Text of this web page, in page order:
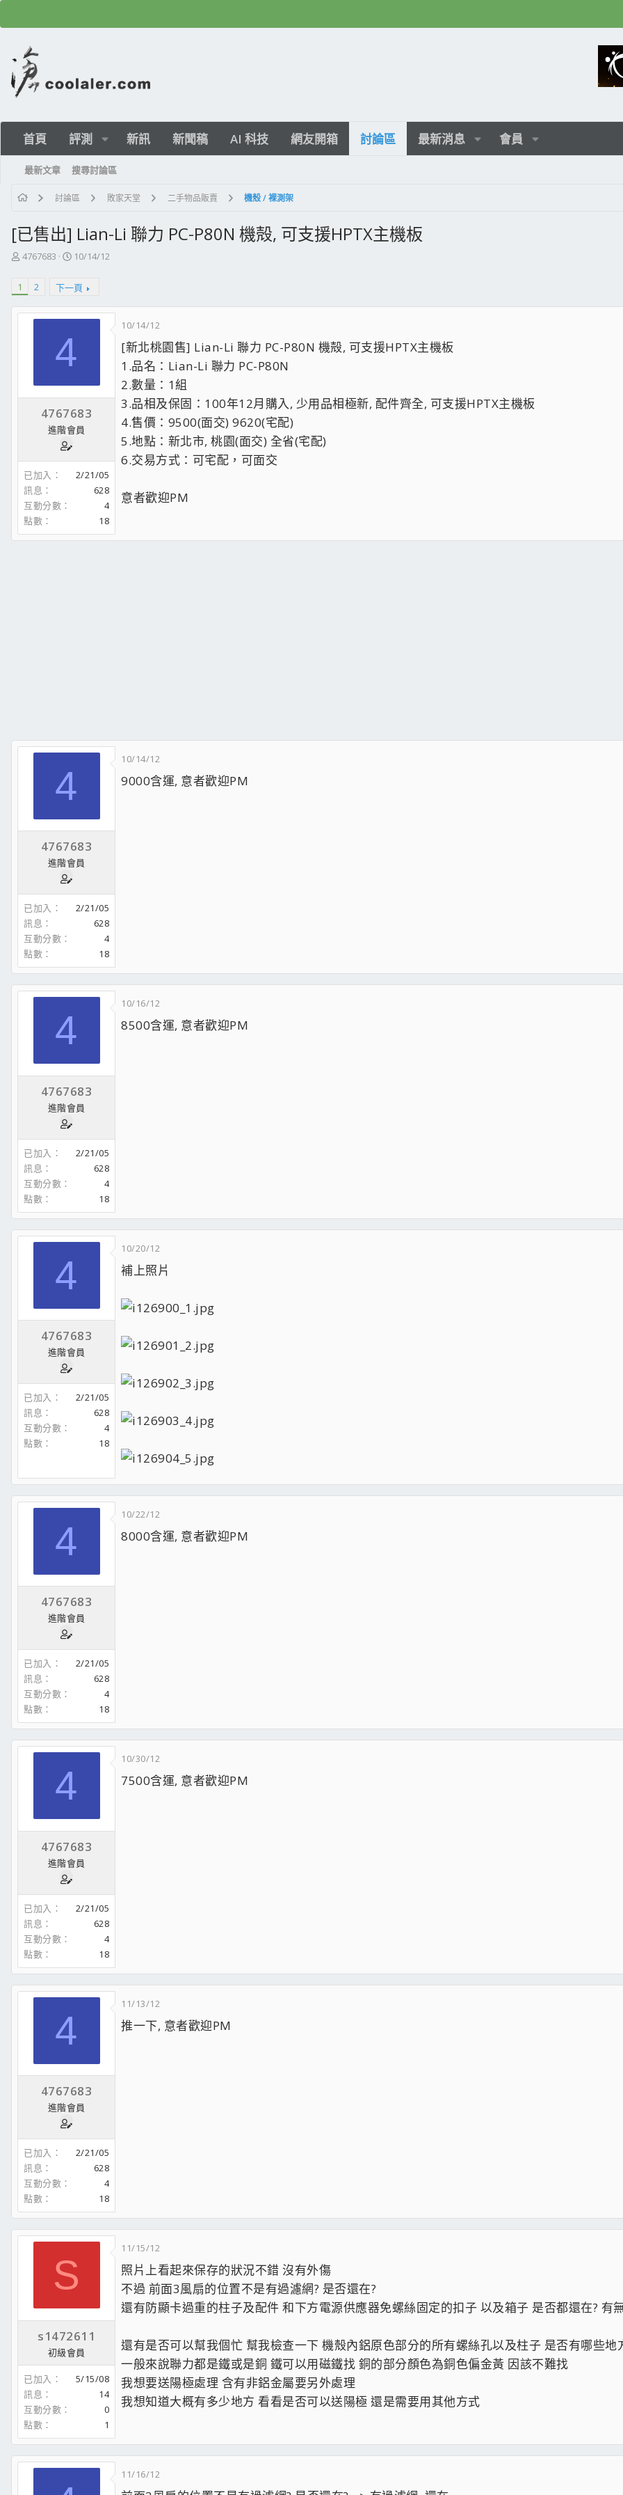
首頁 評測 新訊 新聞稿 AI 科技 網友開箱 討論區 最新消息 會員
最新文章 搜尋討論區
討論區 敗家天堂 二手物品販賣 機殼 / 裸測架
[已售出] Lian-Li 聯力 PC-P80N 機殻, 可支援HPTX主機板
主
起
人
4767683
開
日
10/14/12
1 2 下一頁
4
4767683
進階會員
已加入
2/21/05
訊息
628
互動分數
4
點數
18
10/14/12
[新北桃園售] Lian-Li 聯力 PC-P80N 機殻, 可支援HPTX主機板
1.品名：Lian-Li 聯力 PC-P80N
2.數量：1組
3.品相及保固：100年12月購入, 少用品相極新, 配件齊全, 可支援HPTX主機板
4.售價：9500(面交) 9620(宅配)
5.地點：新北市, 桃園(面交) 全省(宅配)
6.交易方式：可宅配，可面交
意者歡迎PM
4
4767683
進階會員
已加入
2/21/05
訊息
628
互動分數
4
點數
18
10/14/12
9000含運, 意者歡迎PM
4
4767683
進階會員
已加入
2/21/05
訊息
628
互動分數
4
點數
18
10/16/12
8500含運, 意者歡迎PM
4
4767683
進階會員
已加入
2/21/05
訊息
628
互動分數
4
點數
18
10/20/12
補上照片
4
4767683
進階會員
已加入
2/21/05
訊息
628
互動分數
4
點數
18
10/22/12
8000含運, 意者歡迎PM
4
4767683
進階會員
已加入
2/21/05
訊息
628
互動分數
4
點數
18
10/30/12
7500含運, 意者歡迎PM
4
4767683
進階會員
已加入
2/21/05
訊息
628
互動分數
4
點數
18
11/13/12
推一下, 意者歡迎PM
S
s1472611
初級會員
已加入
5/15/08
訊息
14
互動分數
0
點數
1
11/15/12
照片上看起來保存的狀況不錯 沒有外傷
不過 前面3風扇的位置不是有過濾網? 是否還在?
還有防顯卡過重的柱子及配件 和下方電源供應器免螺絲固定的扣子 以及箱子 是否都還在? 有
還有是否可以幫我個忙 幫我檢查一下 機殼內鋁原色部分的所有螺絲孔以及柱子 是否有哪些地
一般來說聯力都是鐵或是銅 鐵可以用磁鐵找 銅的部分顏色為銅色偏金黃 因該不難找
我想要送陽極處理 含有非鋁金屬要另外處理
我想知道大概有多少地方 看看是否可以送陽極 還是需要用其他方式
11/16/12